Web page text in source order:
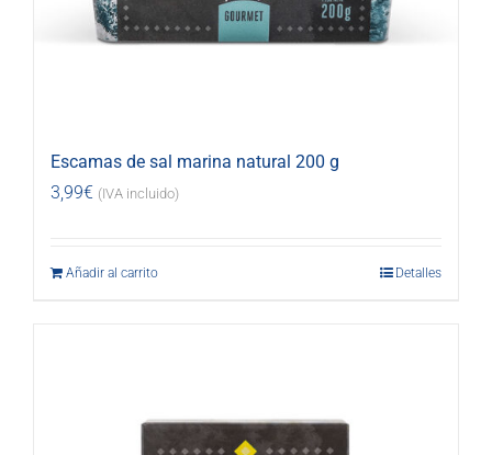
Escamas de sal marina natural 200 g
3,99€ (IVA incluido)
Añadir al carrito Detalles